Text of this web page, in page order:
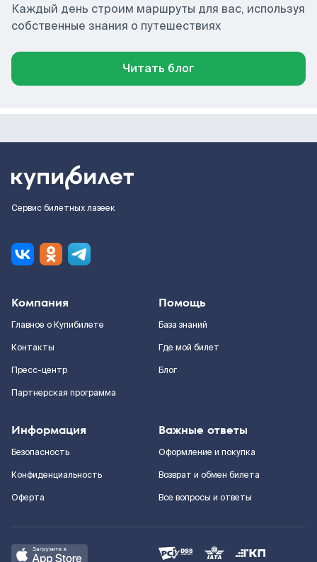
Каждый день строим маршруты для вас, используя
собственные знания о путешествиях
Читать блог
Сервис билетных лазеек
Компания
Главное о Купибилете
Контакты
Пресс-центр
Партнерская программа
Помощь
База знаний
Где мой билет
Блог
Информация
Безопасность
Конфиденциальность
Оферта
Важные ответы
Оформление и покупка
Возврат и обмен билета
Все вопросы и ответы